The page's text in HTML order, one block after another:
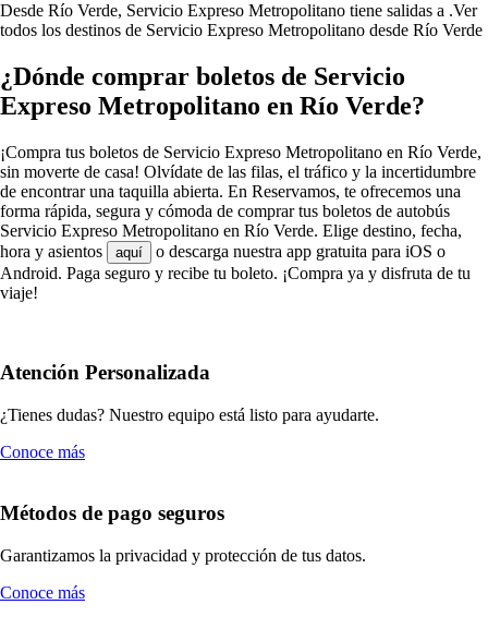
Desde Río Verde, Servicio Expreso Metropolitano tiene salidas a .Ver
todos los destinos de Servicio Expreso Metropolitano desde Río Verde
¿Dónde comprar boletos de Servicio
Expreso Metropolitano en Río Verde?
¡Compra tus boletos de Servicio Expreso Metropolitano en Río Verde,
sin moverte de casa! Olvídate de las filas, el tráfico y la incertidumbre
de encontrar una taquilla abierta. En Reservamos, te ofrecemos una
forma rápida, segura y cómoda de comprar tus boletos de autobús
Servicio Expreso Metropolitano en Río Verde. Elige destino, fecha,
hora y asientos
aquí
o descarga nuestra app gratuita para iOS o
Android. Paga seguro y recibe tu boleto. ¡Compra ya y disfruta de tu
viaje!
Atención Personalizada
¿Tienes dudas? Nuestro equipo está listo para ayudarte.
Conoce más
Métodos de pago seguros
Garantizamos la privacidad y protección de tus datos.
Conoce más